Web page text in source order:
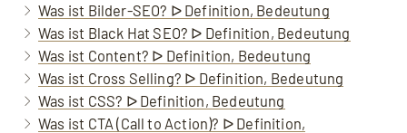
Was ist Bilder-SEO? ᐅ Definition, Bedeutung
Was ist Black Hat SEO? ᐅ Definition, Bedeutung
Was ist Content? ᐅ Definition, Bedeutung
Was ist Cross Selling? ᐅ Definition, Bedeutung
Was ist CSS? ᐅ Definition, Bedeutung
Was ist CTA (Call to Action)? ᐅ Definition,